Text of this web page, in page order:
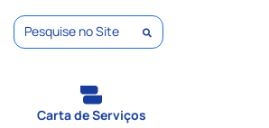
Pesquisar
Carta de Serviços